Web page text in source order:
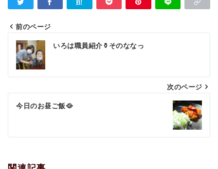
投
稿
ナ
ビ
ゲ
シ
前のページ
いろは職員紹介⚱️そのななっ
次のページ
今日のお昼ご飯🥘